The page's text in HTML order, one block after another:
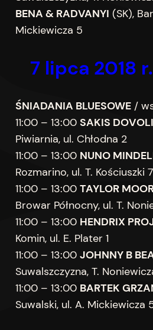
BENA & RADVANYI (SK),
Mickiewicza 5
7 lipca 2018 r.
ŚNIADANIA BLUESOWE/
11:00 – 13:00 SAKIS
Piwiarnia, ul. Chłodna 2
11:00 – 13:00 NUNO
Rozmarino, ul. T. Kościuszki
11:00 – 13:00 TAYLOR
Browar Północny, ul. T.
11:00 – 13:00 HENDRIX
Komin, ul. E. Plater 1
11:00 – 13:00 JOHNNY B
Suwalszczyzna, T.
11:00 – 13:00 BARTEK
Suwalski, ul. A. Mickiewicza